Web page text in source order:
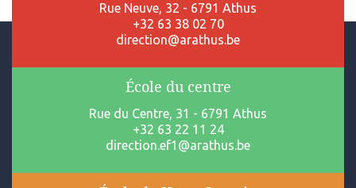
Rue Neuve, 32 - 6791 Athus
+32 63 38 02 70
direction@arathus.be
École du centre
Rue du Centre, 31 - 6791 Athus
+32 63 22 11 24
direction.ef1@arathus.be